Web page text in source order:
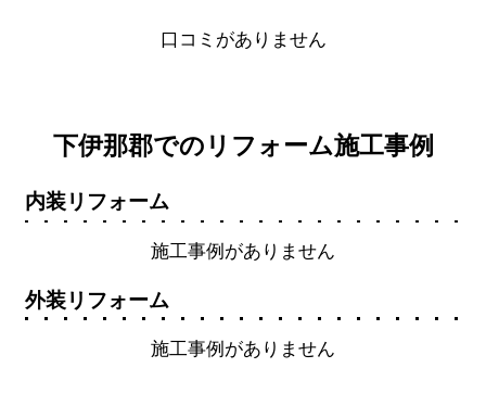
口コミがありません
下伊那郡でのリフォーム施工事例
内装リフォーム
施工事例がありません
外装リフォーム
施工事例がありません